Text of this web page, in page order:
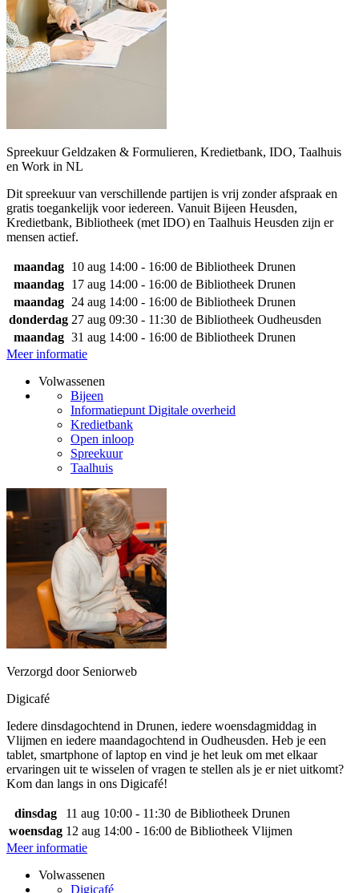
Spreekuur Geldzaken & Formulieren, Kredietbank, IDO, Taalhuis
en Work in NL
Dit spreekuur van verschillende partijen is vrij zonder afspraak en
gratis toegankelijk voor iedereen. Vanuit Bijeen Heusden,
Kredietbank, Bibliotheek (met IDO) en Taalhuis Heusden zijn er
mensen actief.
maandag 10 aug 14:00 - 16:00 de Bibliotheek Drunen
maandag
17 aug 14:00 - 16:00 de Bibliotheek Drunen
maandag
24 aug 14:00 - 16:00 de Bibliotheek Drunen
donderdag 27 aug 09:30 - 11:30 de Bibliotheek Oudheusden
maandag 31 aug 14:00 - 16:00 de Bibliotheek Drunen
Meer informatie
Volwassenen
Bijeen
Informatiepunt Digitale overheid
Kredietbank
Open inloop
Spreekuur
Taalhuis
Verzorgd door Seniorweb
Digicafé
Iedere dinsdagochtend in Drunen, iedere woensdagmiddag in
Vlijmen en iedere maandagochtend in Oudheusden. Heb je een
tablet, smartphone of laptop en vind je het leuk om met elkaar
ervaringen uit te wisselen of vragen te stellen als je er niet uitkomt?
Kom dan langs in ons Digicafé!
dinsdag 11 aug 10:00 - 11:30 de Bibliotheek Drunen
woensdag 12 aug 14:00 - 16:00 de Bibliotheek Vlijmen
Meer informatie
Volwassenen
Digicafé